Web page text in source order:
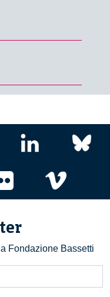
Fondazione Bassetti